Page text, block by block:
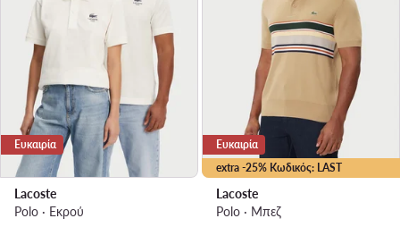
Ευκαιρία
Lacoste
Polo · Εκρού
extra -25% Κωδικός: LAST
Ευκαιρία
Lacoste
Polo · Μπεζ